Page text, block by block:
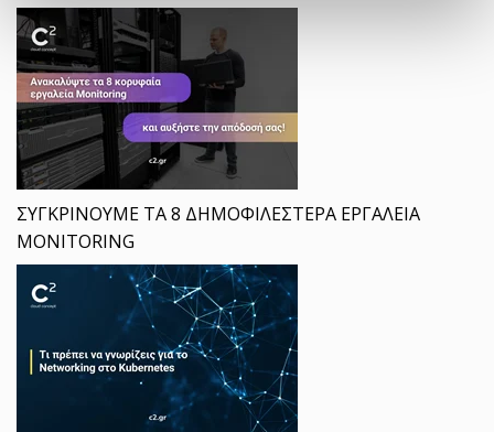
ΣΥΓΚΡΙΝΟΥΜΕ ΤΑ 8 ΔΗΜΟΦΙΛΕΣΤΕΡΑ ΕΡΓΑΛΕΙΑ
MONITORING